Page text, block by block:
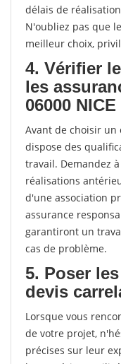
délais de
N'oubliez pas que
meilleur choix,
4. Vérifier
les
06000 NICE
Avant de choisir un
dispose des
travail. Demandez
réalisations
d'une association
assurance
garantiront un
cas de problème.
5. Poser
devis
Lorsque vous
de votre projet,
précises sur leur